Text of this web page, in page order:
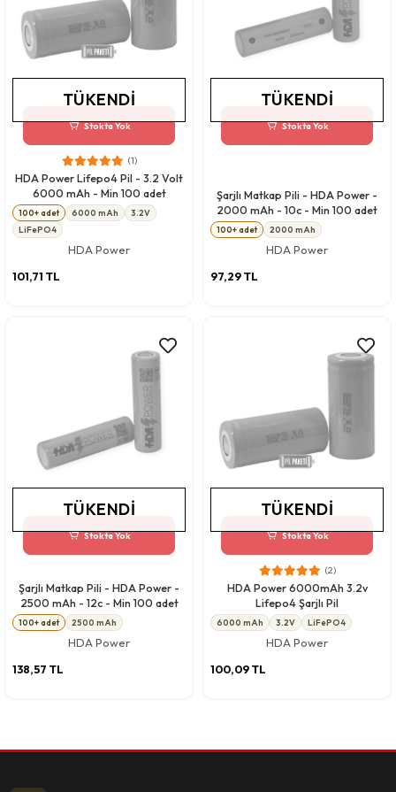
Stokta Yok
TÜKENDI
(1)
HDA Power Lifepo4 Pil - 3.2 Volt
6000 mAh - Min 100 adet
100+ adet 6000 mAh
3.2V
LiFePO4
HDA Power
101,71 TL
Stokta Yok
TÜKENDI
Şarjlı Matkap Pili - HDA Power -
2000 mAh - 10c - Min 100 adet
100+ adet 2000 mAh
HDA Power
97,29 TL
Stokta Yok
TÜKENDI
Şarjlı Matkap Pili - HDA Power -
2500 mAh - 12c - Min 100 adet
100+ adet 2500 mAh
HDA Power
138,57 TL
Stokta Yok
TÜKENDI
(2)
HDA Power 6000mAh 3.2v
Lifepo4 Şarjlı Pil
6000 mAh 3.2V LiFePO4
HDA Power
100,09 TL